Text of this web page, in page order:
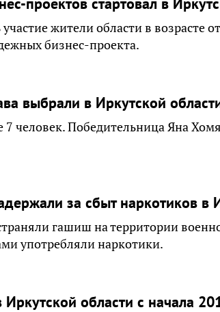
жители области в возрасте
бизнес-проекта.
выбрали в Иркутской
7 человек. Победительница Яна
за сбыт наркотиков в
гашиш на территории
употребляли наркотики.
области с начала